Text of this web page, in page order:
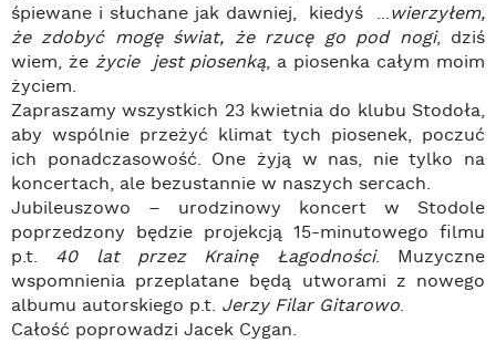
śpiewane i słuchane jak dawniej, kiedyś ...wierzyłem,
że zdobyć mogę świat, że rzucę go pod nogi, dziś
wiem, że życie jest piosenką, a piosenka całym moim
życiem.
Zapraszamy wszystkich 23 kwietnia do klubu Stodoła,
aby wspólnie przeżyć klimat tych piosenek, poczuć
ich ponadczasowość. One żyją w nas, nie tylko na
koncertach, ale bezustannie w naszych sercach.
Jubileuszowo – urodzinowy koncert w Stodole
poprzedzony będzie projekcją 15-minutowego filmu
p.t. 40 lat przez Krainę Łagodności. Muzyczne
wspomnienia przeplatane będą utworami z nowego
albumu autorskiego p.t. Jerzy Filar Gitarowo.
Całość poprowadzi Jacek Cygan.